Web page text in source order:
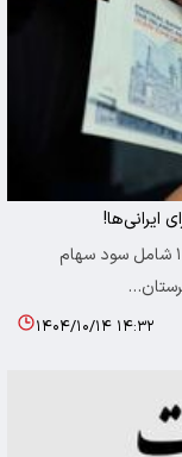
اقتصادایرانی: واریزی‌های بزرگ دولت در دی‌ماه ۱۴۰۴ شامل سود سهام
۱۴۰۴/۱۰/۱۴ ۱۴:۳۲